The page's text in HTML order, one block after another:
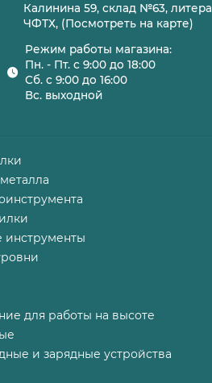
Калинина 59, склад №63, литера
ЧФТХ, (Посмотреть на карте)
Режим работы магазина:
Пн. - Пт. с 9:00 до 18:00
Сб. с 9:00 до 16:00
Вс. выходной
для работы на высоте
и зарядные устройства